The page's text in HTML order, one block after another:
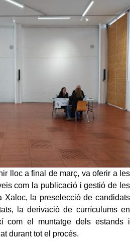
lloc a final de març, va oferir a les
com la publicació i gestió de les
Xaloc, la preselecció de candidats
la derivació de currículums en
com el muntatge dels estands i
durant tot el procés.